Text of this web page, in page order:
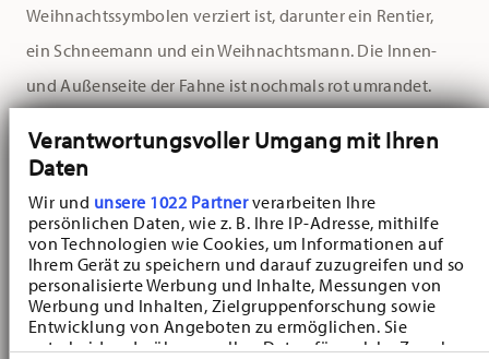
Verantwortungsvoller Umgang mit Ihren
Daten
Wir und unsere 1022 Partnerverarbeiten Ihre
persönlichen Daten, wie z. B. Ihre IP-Adresse, mithilfe
von Technologien wie Cookies, um Informationen auf
Ihrem Gerät zu speichern und darauf zuzugreifen und so
personalisierte Werbung und Inhalte, Messungen von
Werbung und Inhalten, Zielgruppenforschung sowie
Entwicklung von Angeboten zu ermöglichen. Sie
entscheiden darüber, wer Ihre Daten für welche Zwecke
Weihnachtssymbolen verziert ist, darunter ein Rentier,
ein Schneemann und ein Weihnachtsmann. Die Innen-
und Außenseite der Fahne ist nochmals rot umrandet.
Mit seinem klaren weißen Spiegel bleibt die auf dem
Teller servierte Speise der Hauptakteur beim
Weihnachtsessen, sei es der Gänsebraten, der Rehrücken
oder eine köstliche vegetarische Alternative. Mit seinem
Durchmesser von 27 cm finden Hauptgerichte auf dem
Speiseteller der Hutschenreuther Happy Wintertime-
Kollektion ausreichend Platz und mit der hübsch